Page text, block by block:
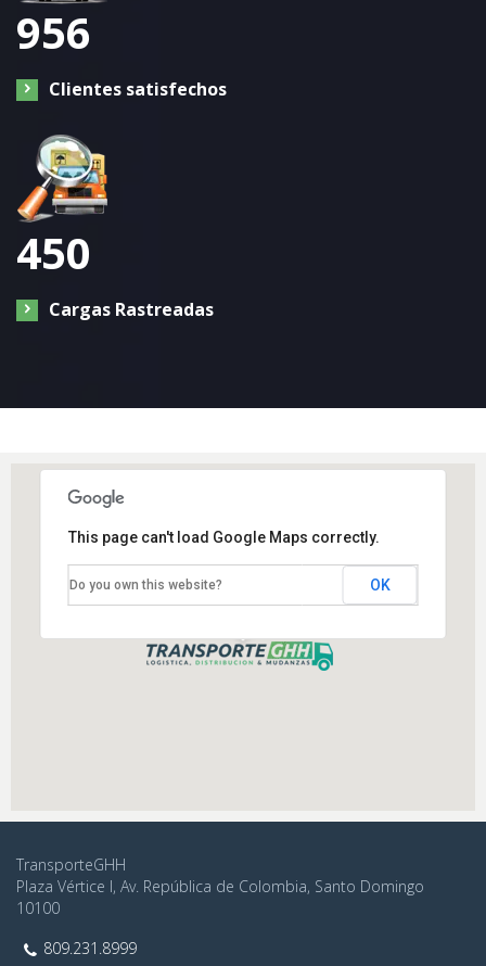
956
Clientes satisfechos
450
Cargas Rastreadas
Km 22 Autopista
Duarte, Santo Domingo,
This page can't load Google Maps correctly.
Do you own this website? OK
TransporteGHH
Plaza Vértice I, Av. República de Colombia, Santo Domingo
10100
809.231.8999